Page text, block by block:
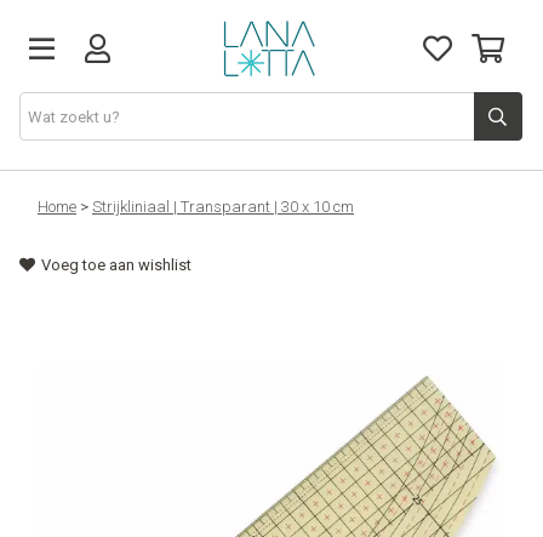
Stoffen
Fournituren
Home > Strijkliniaal | Transparant | 30 x 10 cm
Voeg toe aan wishlist